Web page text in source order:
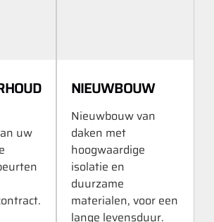
uw
NIEUWBOUW
Nieuwbouw van
daken met
hoogwaardige
isolatie en
duurzame
materialen, voor een
lange levensduur.